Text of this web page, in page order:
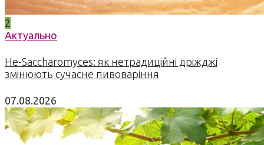
2
Актуально
Не-Saccharomyces: як нетрадиційні дріжджі
змінюють сучасне пивоваріння
07.08.2026